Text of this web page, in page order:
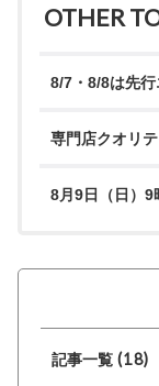
OTHER
8/7・8/8は先
専門店クオリ
8月9日（日）9
記事一覧 (18)